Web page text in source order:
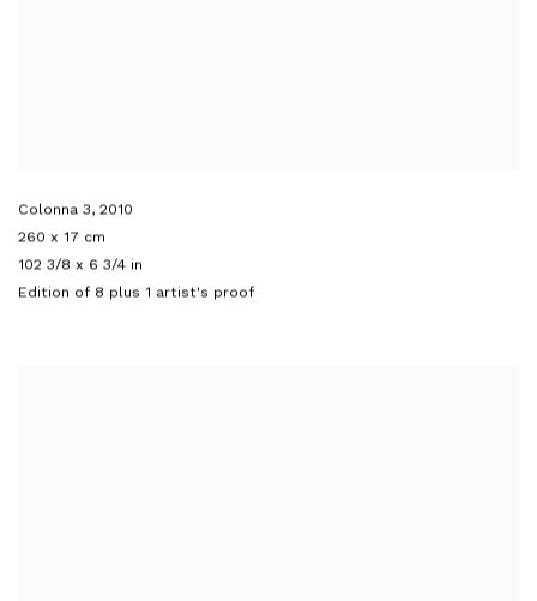
Colonna 3, 2010
260 x 17 cm
102 3/8 x 6 3/4 in
Edition of 8 plus 1 artist's proof